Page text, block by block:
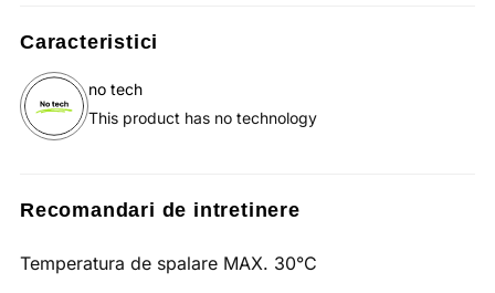
Caracteristici
no tech
This product has no technology
Recomandari de intretinere
Temperatura de spalare MAX. 30°C